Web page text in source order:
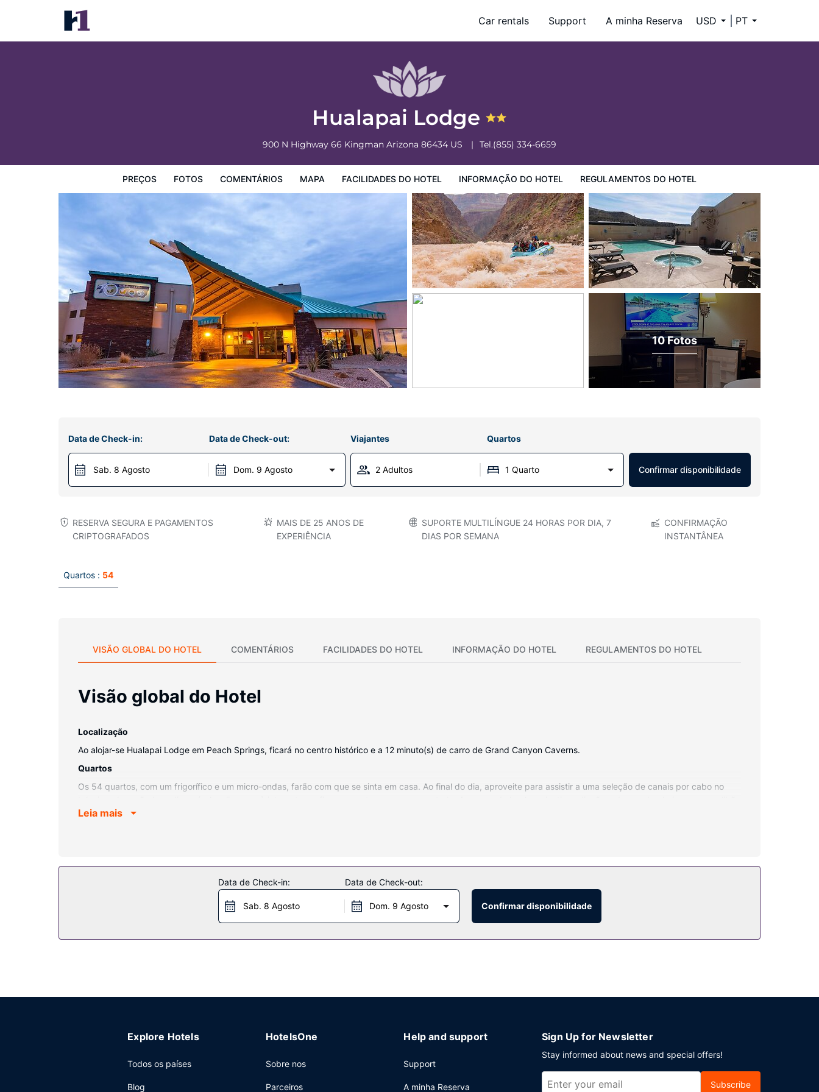
Car rentals Support A minha Reserva USD PT
Hualapai Lodge
900 N Highway 66 Kingman Arizona 86434 US Tel.(855) 334-6659
PREÇOS FOTOS COMENTÁRIOS MAPA FACILIDADES DO HOTEL INFORMAÇÃO DO HOTEL REGULAMENTOS DO HOTEL
Hualapai Lodge
Preços Regulamentos do Hotel
10 Fotos
Data de Check-in:
Sab. 8 Agosto
Data de Check-out:
Dom. 9 Agosto
Viajantes Quartos
2 Adultos 1 Quarto Confirmar disponibilidade
RESERVA SEGURA E PAGAMENTOS
CRIPTOGRAFADOS
MAIS DE 25 ANOS DE
EXPERIÊNCIA
SUPORTE MULTILÍNGUE 24 HORAS POR DIA, 7
DIAS POR SEMANA
CONFIRMAÇÃO
INSTANTÂNEA
Quartos : 54
VISÃO GLOBAL DO HOTEL COMENTÁRIOS FACILIDADES DO HOTEL INFORMAÇÃO DO HOTEL REGULAMENTOS DO HOTEL
Visão global do Hotel
Localização
Ao alojar-se Hualapai Lodge em Peach Springs, ficará no centro histórico e a 12 minuto(s) de carro de Grand Canyon Caverns.
Quartos
Os 54 quartos, com um frigorífico e um micro-ondas, farão com que se sinta em casa. Ao final do dia, aproveite para assistir a uma seleção de canais por cabo no
artigos de higiene grátis e secadores de cabelo. As comodidades incluem ainda cofres e secretárias. A limpeza dos quartos é efetuada diária.
Satisfaça o seu apetite no Diamond Creek Restuarant, um restaurante especializado em cozinha americana que serve almoços e jantares. Se preferir refugiar-se no
conforto dos seus aposentos, dê uma vista de olhos pelo menu do serviço de quarto (a horas específicas). O hotel serve pequenos-almoços preparados no momento
diariamente entre as 6:30 e as 10:00 mediante uma sobretaxa.
Leia mais
Data de Check-in:
Sab. 8 Agosto
Data de Check-out:
Dom. 9 Agosto Confirmar disponibilidade
Explore Hotels
Todos os países
Blog
HotelsOne
Sobre nos
Parceiros
Help and support
Support
A minha Reserva
Sign Up for Newsletter
Stay informed about news and special offers!
Subscribe